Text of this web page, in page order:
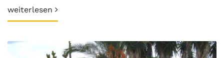
weiterlesen